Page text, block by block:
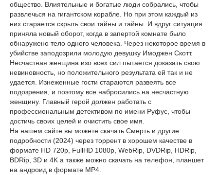
общество. Влиятельные и богатые люди собрались, чтобы
развлечься на гигантском корабле. Но при этом каждый из
них старается скрыть свои тайны и тайны. И вдруг ситуация
приняла новый оборот, когда в запертой комнате было
обнаружено тело одного человека. Через некоторое время в
убийстве заподозрили молодую девушку Имоджен Скотт.
Несчастная женщина изо всех сил пытается доказать свою
невиновность, но положительного результата ей так и не
удается. Изнеженные гости стараются развеять все
подозрения, и поэтому все набросились на несчастную
женщину. Главный герой должен работать с
профессиональным детективом по имени Руфус, чтобы
достичь своих целей и очистить свое имя.
На нашем сайте вы можете скачать Смерть и другие
подробности (2024) через торрент в хорошем качестве в
формате HD 720p, FullHD 1080p, WebRip, DVDRip, HDRip,
BDRip, 3D и 4K а также можно скачать на телефон, планшет
на андроид в формате MP4.